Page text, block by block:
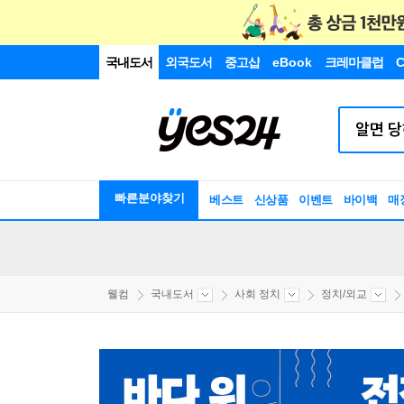
국내도서 외국도서 중고샵 eBook 크레마클럽
빠른분야찾기 베스트 신상품 이벤트 바이백 매
웰컴 국내도서 사회 정치 정치/외교